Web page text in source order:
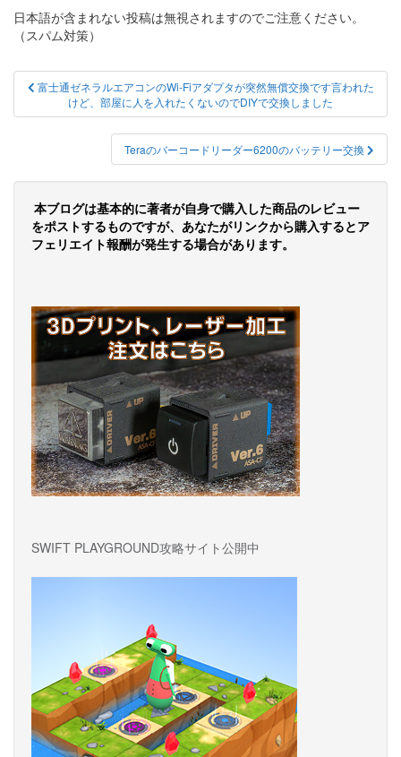
日本語が含まれない投稿は無視されますのでご注意ください。
（スパム対策）
投
稿
ビ
ゲ
ー
シ
ン
富士通ゼネラルエアコンのWi-Fiアダプタが突然無償交換です言われた
けど、部屋に人を入れたくないのでDIYで交換しました
Teraのバーコードリーダー6200のバッテリー交換
本ブログは基本的に著者が自身で購入した商品のレビュー
をポストするものですが、あなたがリンクから購入するとア
フェリエイト報酬が発生する場合があります。
SWIFT PLAYGROUND攻略サイト公開中